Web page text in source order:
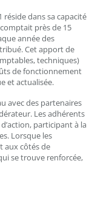
réside dans sa capacité
près de 15
année des
Cet apport de
techniques)
de fonctionnement
et actualisée.
avec des partenaires
Les adhérents
participant à la
Lorsque les
aux côtés de
se trouve renforcée,